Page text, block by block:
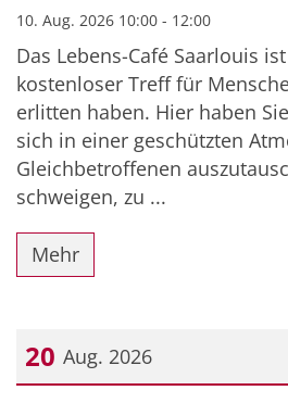
10. Aug. 2026 10:00 - 12:00
Das Lebens-Café Saarlouis
kostenloser Treff für
erlitten haben. Hier haben
sich in einer geschützten
Gleichbetroffenen
schweigen, zu ...
Mehr
20 Aug. 2026